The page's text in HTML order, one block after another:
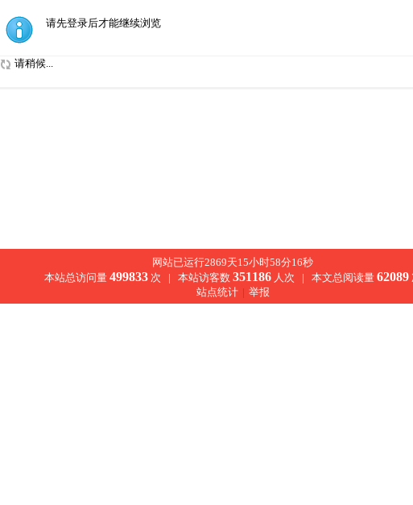
请先登录后才能继续浏览
请稍候...
网站已运行2869天15小时58分17秒
本站总访问量 499833次 | 本站访客数 351186人次 | 本文总阅读量 62089
站点统计 | 举报